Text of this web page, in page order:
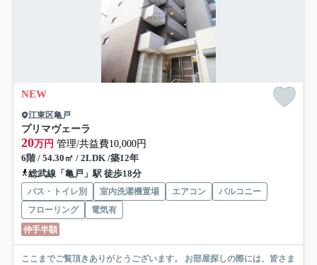
NEW
江東区亀戸
プリマヴェーラ
20万円 管理/共益費10,000円
6階 / 54.30㎡ / 2LDK /築12年
総武線「亀戸」駅 徒歩18分
バス・トイレ別 室内洗濯機置場 エアコン
バルコニー
フローリング
電気有
仲手半額
ここまでご覧頂きありがとうございます。 お部屋探しの際には、皆さま